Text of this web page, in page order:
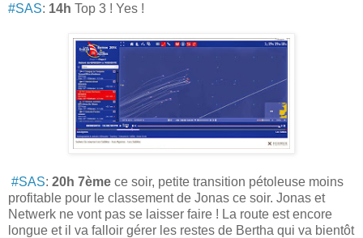
#SAS: 14h Top 3 ! Yes !
#SAS: 20h 7ème ce soir, petite transition pétoleuse moins
profitable pour le classement de Jonas ce soir. Jonas et
Netwerk ne vont pas se laisser faire ! La route est encore
longue et il va falloir gérer les restes de Bertha qui va bientôt